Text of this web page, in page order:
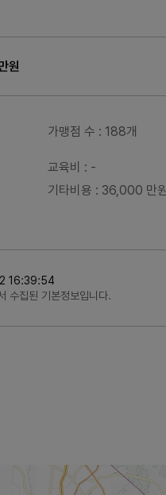
원
가맹점 수 : 188개
교육비
: -
기타비용 : 36,000 만
16:39:54
수집된 기본정보입니다.